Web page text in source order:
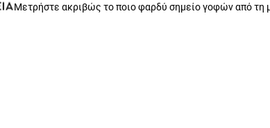
Μετρήστε ακριβώς το ποιο φαρδύ σημείο γοφών από τη